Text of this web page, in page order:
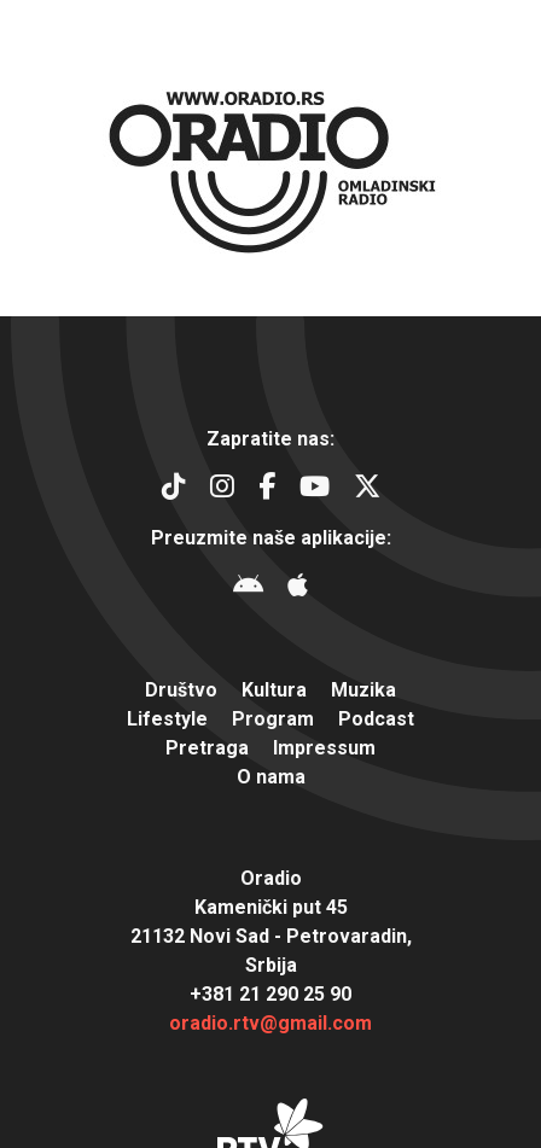
Zapratite nas:
Preuzmite naše aplikacije:
Društvo Kultura
Muzika
Lifestyle
Program
Podcast
Pretraga
Impressum
O nama
Oradio
Kamenički put 45
21132 Novi Sad - Petrovaradin,
Srbija
+381 21 290 25 90
oradio.rtv@gmail.com